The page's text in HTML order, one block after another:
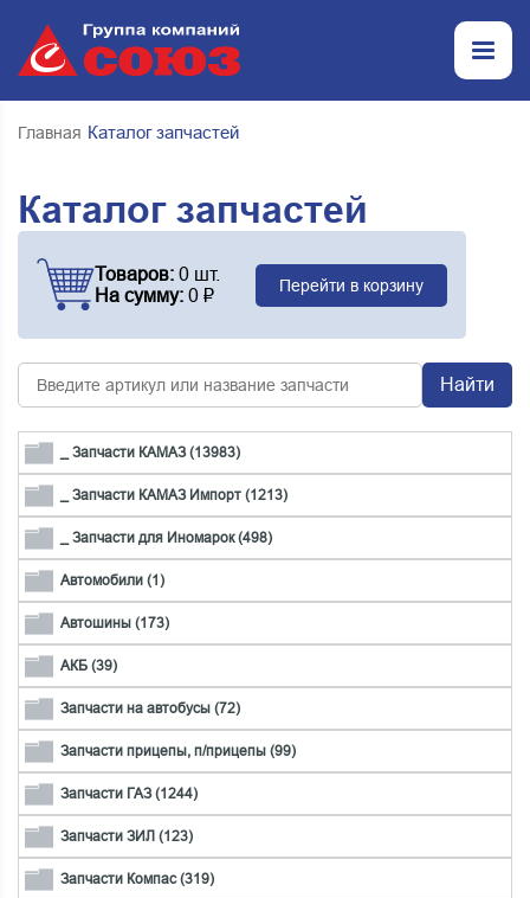
Главная Каталог запчастей
Каталог запчастей
Товаров: 0 шт.
На сумму: 0 ₽ Перейти в корзину
Найти
_ Запчасти КАМАЗ (13983)
_ Запчасти КАМАЗ Импорт (1213)
_ Запчасти для Иномарок (498)
Автомобили (1)
Автошины (173)
АКБ (39)
Запчасти на автобусы (72)
Запчасти прицепы, п/прицепы (99)
Запчасти ГАЗ (1244)
Запчасти ЗИЛ (123)
Запчасти Компас (319)